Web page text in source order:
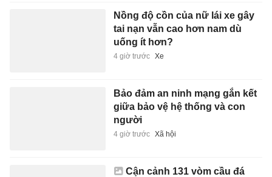
Nồng độ cồn của nữ lái xe gây
tai nạn vẫn cao hơn nam dù
uống ít hơn?
4 giờ trước Xe
Bảo đảm an ninh mạng gắn kết
giữa bảo vệ hệ thống và con
người
4 giờ trước Xã hội
Cận cảnh 131 vòm cầu đá